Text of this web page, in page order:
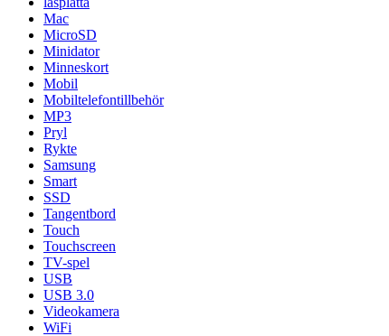
Mac
MicroSD
Minidator
Minneskort
Mobil
Mobiltelefontillbehör
MP3
Pryl
Rykte
Samsung
Smart
SSD
Tangentbord
Touch
Touchscreen
TV-spel
USB
USB 3.0
Videokamera
WiFi